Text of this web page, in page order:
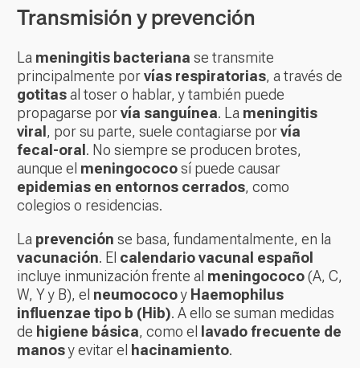
Transmisión y prevención
La meningitis bacteriana se transmite
principalmente porvías respiratorias, a través de
gotitasal toser o hablar, y también puede
propagarse porvía sanguínea. La meningitis
viral , por su parte, suele contagiarse porvía
fecal-oral . No siempre se producen brotes,
aunque el meningococosí puede causar
epidemias en entornos cerrados, como
colegios o residencias.
La prevención se basa, fundamentalmente, en la
vacunación. El calendario vacunal español
incluye inmunización frente al meningococo(A, C,
W, Y y B), el neumococoy Haemophilus
influenzae tipo b (Hib). A ello se suman medidas
de higiene básica, como el
lavado frecuente de
manosy evitar el hacinamiento.